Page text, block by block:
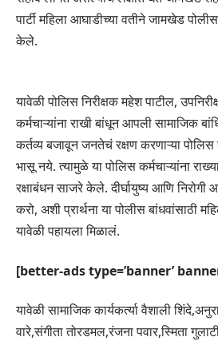
पार्टी महिला आघाडीच्या वतीने जामखेड
केले.
यावेळी पोलिस निरीक्षक महेश पाटील,
कर्मचाऱ्यांना राखी बांधून आपली सामाजिक
कर्तव्य बजावून जनतेचं रक्षण करणाऱ्या पोलिस
भासू नये. त्यामुळे या पोलिस कर्मचाऱ्यांना
रक्षाबंधन साजरे केले. दीर्घायुष्य आणि निरोगी
करो, अशी प्रार्थना या पोलीस बांधवांसाठी
यावेळी पहायला मिळालं.
[better-ads type=’banner’
यावेळी सामाजिक कार्यकर्त्या वैशाली
वारे,संगीता तोरडमल,रंजना पवार,स्मिता